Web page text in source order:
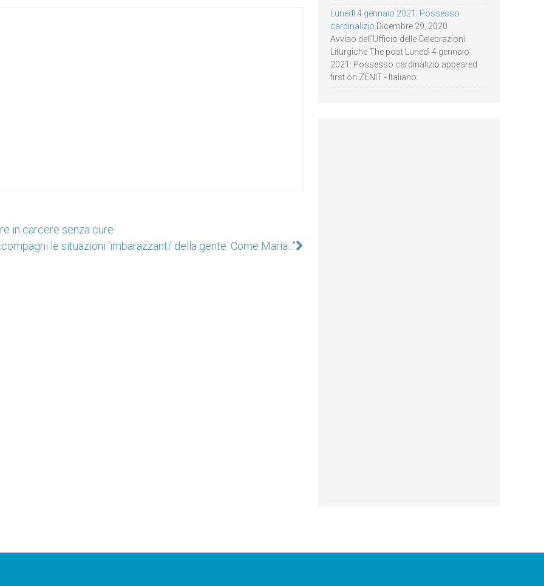
in carcere senza cure
le situazioni ‘imbarazzanti’ della gente. Come Maria..."
Lunedì 4 gennaio 2021: Possesso
cardinalizio Dicembre 29, 2020
Avviso dell’Ufficio delle Celebrazioni
Liturgiche The post Lunedì 4 gennaio
2021: Possesso cardinalizio appeared
first on ZENIT - Italiano.